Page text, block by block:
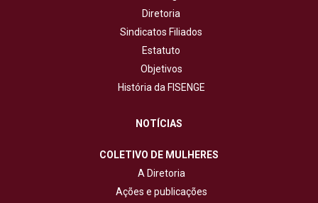
Diretoria
Sindicatos Filiados
Estatuto
Objetivos
História da FISENGE
NOTÍCIAS
COLETIVO DE MULHERES
A Diretoria
Ações e publicações